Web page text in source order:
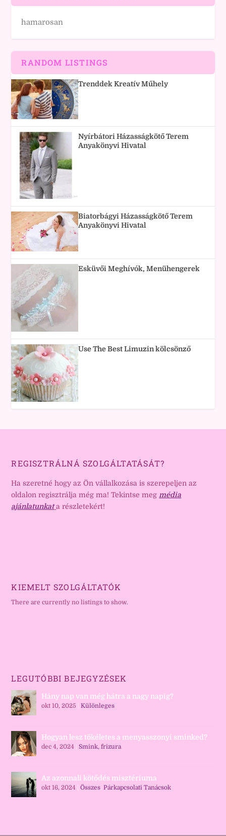
hamarosan
RANDOM LISTINGS
Trenddek Kreatív Műhely
Nyírbátori Házasságkötő Terem
Anyakönyvi Hivatal
Biatorbágyi Házasságkötő Terem
Anyakönyvi Hivatal
Esküvői Meghívók, Menühengerek
Use The Best Limuzin kölcsönző
REGISZTRÁLNÁ SZOLGÁLTATÁSÁT?
Ha szeretné hogy az Ön vállalkozása is szerepeljen az
oldalon regisztrálja még ma! Tekintse megmédia
ajánlatunkat a részletekért!
KIEMELT SZOLGÁLTATÓK
There are currently no listings to show.
LEGUTÓBBI BEJEGYZÉSEK
Hány nap van még hátra a nagy napig?
okt 10, 2025 |Különleges
Hogyan lesz tökéletes a menyasszonyi sminked?
dec 4, 2024 |Smink, frizura
Az azonnali kötődés misztériuma
okt 16, 2024 |Összes,Párkapcsolati Tanácsok